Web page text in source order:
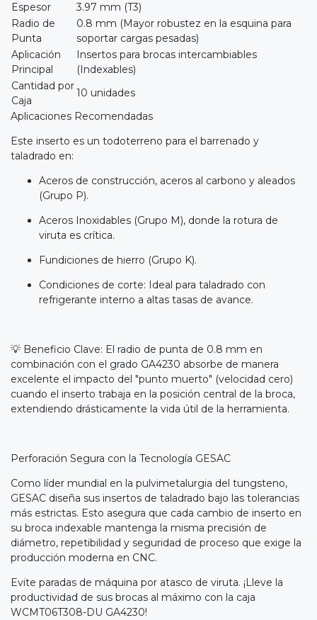
Espesor
3.97 mm (T3)
Radio de
Punta
0.8 mm (Mayor robustez en la esquina para
soportar cargas pesadas)
Aplicación
Principal
Insertos para brocas intercambiables
(Indexables)
Cantidad por
Caja
10 unidades
Aplicaciones Recomendadas
Este inserto es un todoterreno para el barrenado y
taladrado en:
Aceros de construcción, aceros al carbono y aleados
(Grupo P).
Aceros Inoxidables (Grupo M), donde la rotura de
viruta es crítica.
Fundiciones de hierro (Grupo K).
Condiciones de corte: Ideal para taladrado con
refrigerante interno a altas tasas de avance.
💡 Beneficio Clave: El radio de punta de 0.8 mm en
combinación con el grado GA4230 absorbe de manera
excelente el impacto del "punto muerto" (velocidad cero)
cuando el inserto trabaja en la posición central de la broca,
extendiendo drásticamente la vida útil de la herramienta.
Perforación Segura con la Tecnología GESAC
Como líder mundial en la pulvimetalurgia del tungsteno,
GESAC diseña sus insertos de taladrado bajo las tolerancias
más estrictas. Esto asegura que cada cambio de inserto en
su broca indexable mantenga la misma precisión de
diámetro, repetibilidad y seguridad de proceso que exige la
producción moderna en CNC.
Evite paradas de máquina por atasco de viruta. ¡Lleve la
productividad de sus brocas al máximo con la caja
WCMT06T308-DU GA4230!